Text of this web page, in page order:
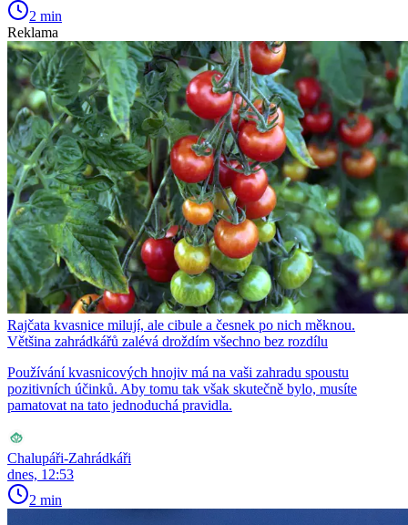
2 min
Reklama
Rajčata kvasnice milují, ale cibule a česnek po nich měknou.
Většina zahrádkářů zalévá droždím všechno bez rozdílu
Používání kvasnicových hnojiv má na vaši zahradu spoustu
pozitivních účinků. Aby tomu tak však skutečně bylo, musíte
pamatovat na tato jednoduchá pravidla.
Chalupáři-Zahrádkáři
dnes, 12:53
2 min